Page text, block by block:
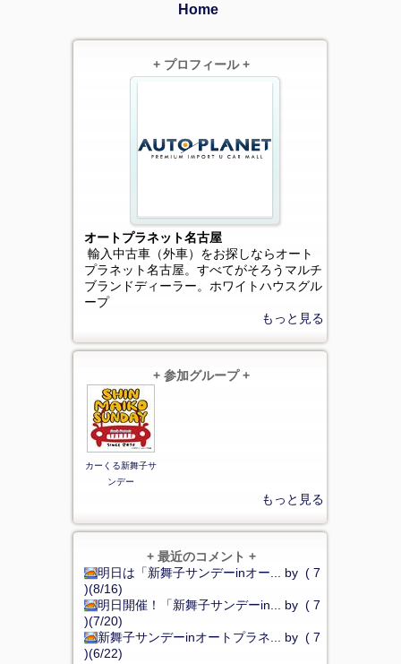
+ プロフィール +
オートプラネット名古屋
輸入中古車（外車）をお探しならオート
プラネット名古屋。すべてがそろうマルチ
ブランドディーラー。ホワイトハウスグル
ープ
もっと見る
+ 参加グループ +
カーくる新舞子サ
ンデー
もっと見る
+ 最近のコメント +
明日は「新舞子サンデーinオー... by ( 7
)(8/16)
明日開催！「新舞子サンデーin... by ( 7
)(7/20)
新舞子サンデーinオートプラネ... by ( 7
)(6/22)
Home